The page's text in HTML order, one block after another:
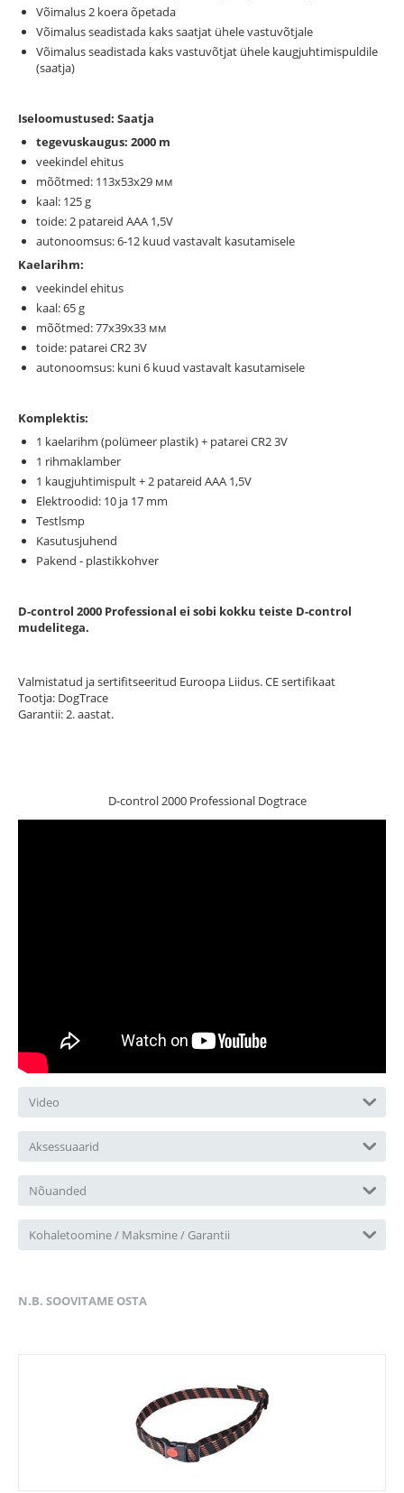
Võimalus 2 koera õpetada
Võimalus seadistada kaks saatjat ühele vastuvõtjale
Võimalus seadistada kaks vastuvõtjat ühele kaugjuhtimispuldile
(saatja)
Iseloomustused: Saatja
tegevuskaugus: 2000 m
veekindel ehitus
mõõtmed: 113х53х29 мм
kaal: 125 g
toide: 2 patareid ААА 1,5V
autonoomsus: 6-12 kuud vastavalt kasutamisele
Kaelarihm:
veekindel ehitus
kaal: 65 g
mõõtmed: 77х39х33 мм
toide: patarei CR2 3V
autonoomsus: kuni 6 kuud vastavalt kasutamisele
Komplektis:
1 kaelarihm (polümeer plastik) + patarei CR2 3V
1 rihmaklamber
1 kaugjuhtimispult + 2 patareid ААА 1,5V
Elektroodid: 10 ja 17 mm
Testlsmp
Kasutusjuhend
Pakend - plastikkohver
D-control 2000 Professional ei sobi kokku teiste D-control
mudelitega.
Valmistatud ja sertifitseeritud Euroopa Liidus. CE sertifikaat
Tootja: DogTrace
Garantii: 2. aastat.
D-control 2000 Professional Dogtrace
Video
Aksessuaarid
Nõuanded
Kohaletoomine / Maksmine / Garantii
N.B. SOOVITAME OSTA